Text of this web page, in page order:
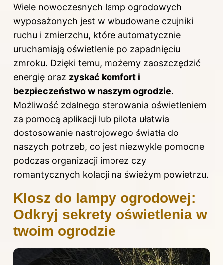
Wiele nowoczesnych lamp ogrodowych
wyposażonych jest w wbudowane czujniki
ruchu i zmierzchu, które automatycznie
uruchamiają oświetlenie po zapadnięciu
zmroku. Dzięki temu, możemy zaoszczędzić
energię oraz zyskać komfort i
bezpieczeństwo w naszym ogrodzie.
Możliwość zdalnego sterowania oświetleniem
za pomocą aplikacji lub pilota ułatwia
dostosowanie nastrojowego światła do
naszych potrzeb, co jest niezwykle pomocne
podczas organizacji imprez czy
romantycznych kolacji na świeżym powietrzu.
Klosz do lampy ogrodowej:
Odkryj sekrety oświetlenia w
twoim ogrodzie